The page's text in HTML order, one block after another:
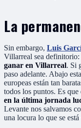
La
Sin embargo, Luis
Villarreal sea definitorio:
ganar en Villarreal. Si
paso adelante. Abajo
europeas están tan
todos los puntos. Es
en la última jornada
Levante nos salvamos
una locura lo que se